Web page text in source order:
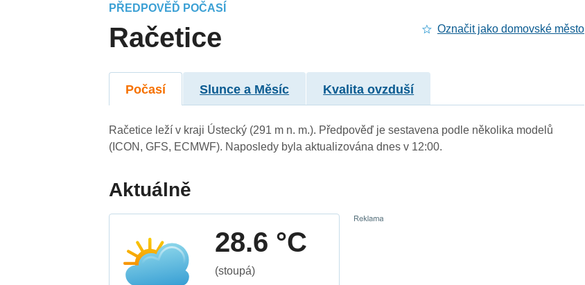
PŘEDPOVĚĎ POČASÍ
Račetice Označit jako domovské město
Počasí Slunce a Měsíc Kvalita ovzduší
Račetice leží v kraji Ústecký (291 m n. m.). Předpověď je sestavena podle několika modelů
(ICON, GFS, ECMWF). Naposledy byla aktualizována dnes v 12:00.
Aktuálně
28.6 °C
(stoupá)